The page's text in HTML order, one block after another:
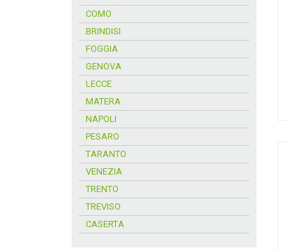
COMO
BRINDISI
FOGGIA
GENOVA
LECCE
MATERA
NAPOLI
PESARO
TARANTO
VENEZIA
TRENTO
TREVISO
CASERTA